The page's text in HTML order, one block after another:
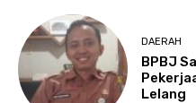
DAERAH
BPBJ
Lelang